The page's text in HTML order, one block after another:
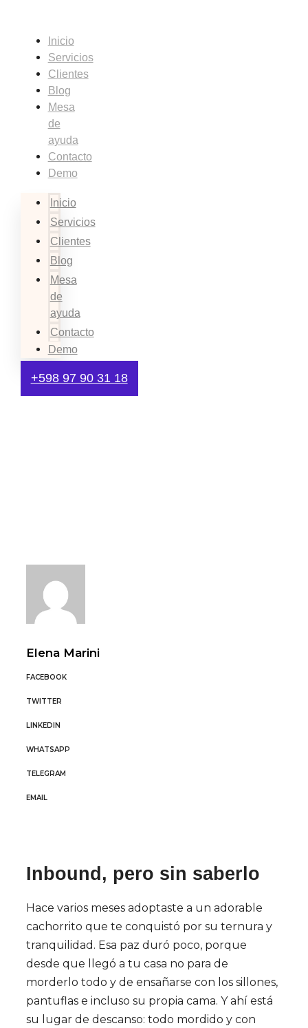
contenidoInicio
Servicios
Clientes
Blog
Mesa
de
ayuda
Contacto
Demo
Inicio
Servicios
Clientes
Blog
Mesa
de
ayuda
Contacto
Demo
+598 97 90 31 18
Elena Marini
FACEBOOK
TWITTER
LINKEDIN
WHATSAPP
TELEGRAM
EMAIL
Inbound, pero sin saberlo
Hace varios meses adoptaste a un adorable
cachorrito que te conquistó por su ternura y
tranquilidad. Esa paz duró poco, porque
desde que llegó a tu casa no para de
morderlo todo y de ensañarse con los sillones,
pantuflas e incluso su propia cama. Y ahí está
su lugar de descanso: todo mordido y con